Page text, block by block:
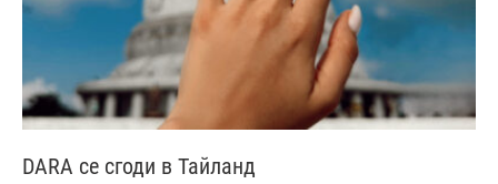
DARA се сгоди в Тайланд